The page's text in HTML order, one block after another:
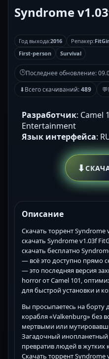
Syndrome
Год выхода:2016 Репакер:
First-person
Survival
🕒Последнее обновление:
⬇Всего скачиваний:489 💬
Разработчик: Camel
Entertainment
Язык интерфейса:
⬇
Описание
Скачать торрент Syndrome
скачать Syndrome v1.03f
скачать бесплатно
— всё это доступно прямо
— это последняя версия
horror от Camel 101,
для быстрой установки и
Вы просыпаетесь на
корабля «Valkenburg» без
мертвыми или
Загадочный инопланетный
превратив людей в жутких
Скачать торрент Syndrome